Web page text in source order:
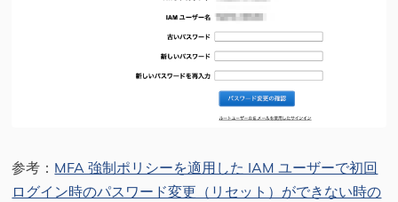
参考： MFA 強制ポリシーを適用した IAM ユーザーで初回
ログイン時のパスワード変更（リセット）ができない時の